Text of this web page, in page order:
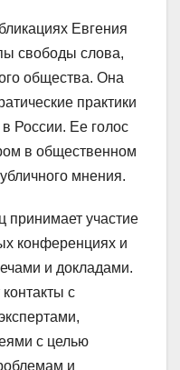
Евгения
свободы слова,
общества. Она
практики
России. Ее голос
в общественном
мнения.
принимает участие
конференциях и
и докладами.
с
с целью
и